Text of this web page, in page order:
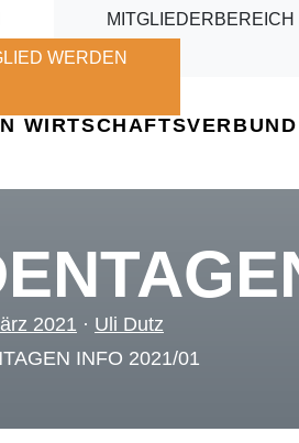
MITGLIEDERBEREICH
WERDEN
2021 · Uli Dutz
INFO 2021/01